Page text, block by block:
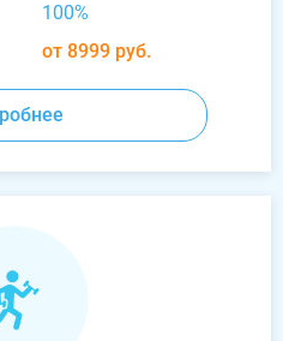
100%
от 8999 руб.